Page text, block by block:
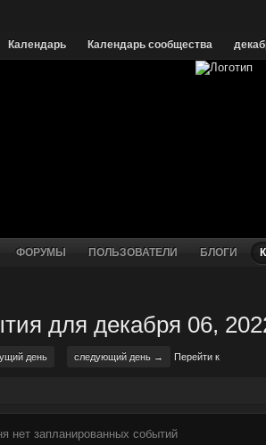
Календарь Календарь сообщества
ФОРУМЫ ПОЛЬЗОВАТЕЛИ БЛОГИ
для декабря 06,
день следующий день → Перейти к
нет запланированных событий